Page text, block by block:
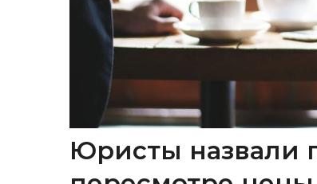
Юристы назвали